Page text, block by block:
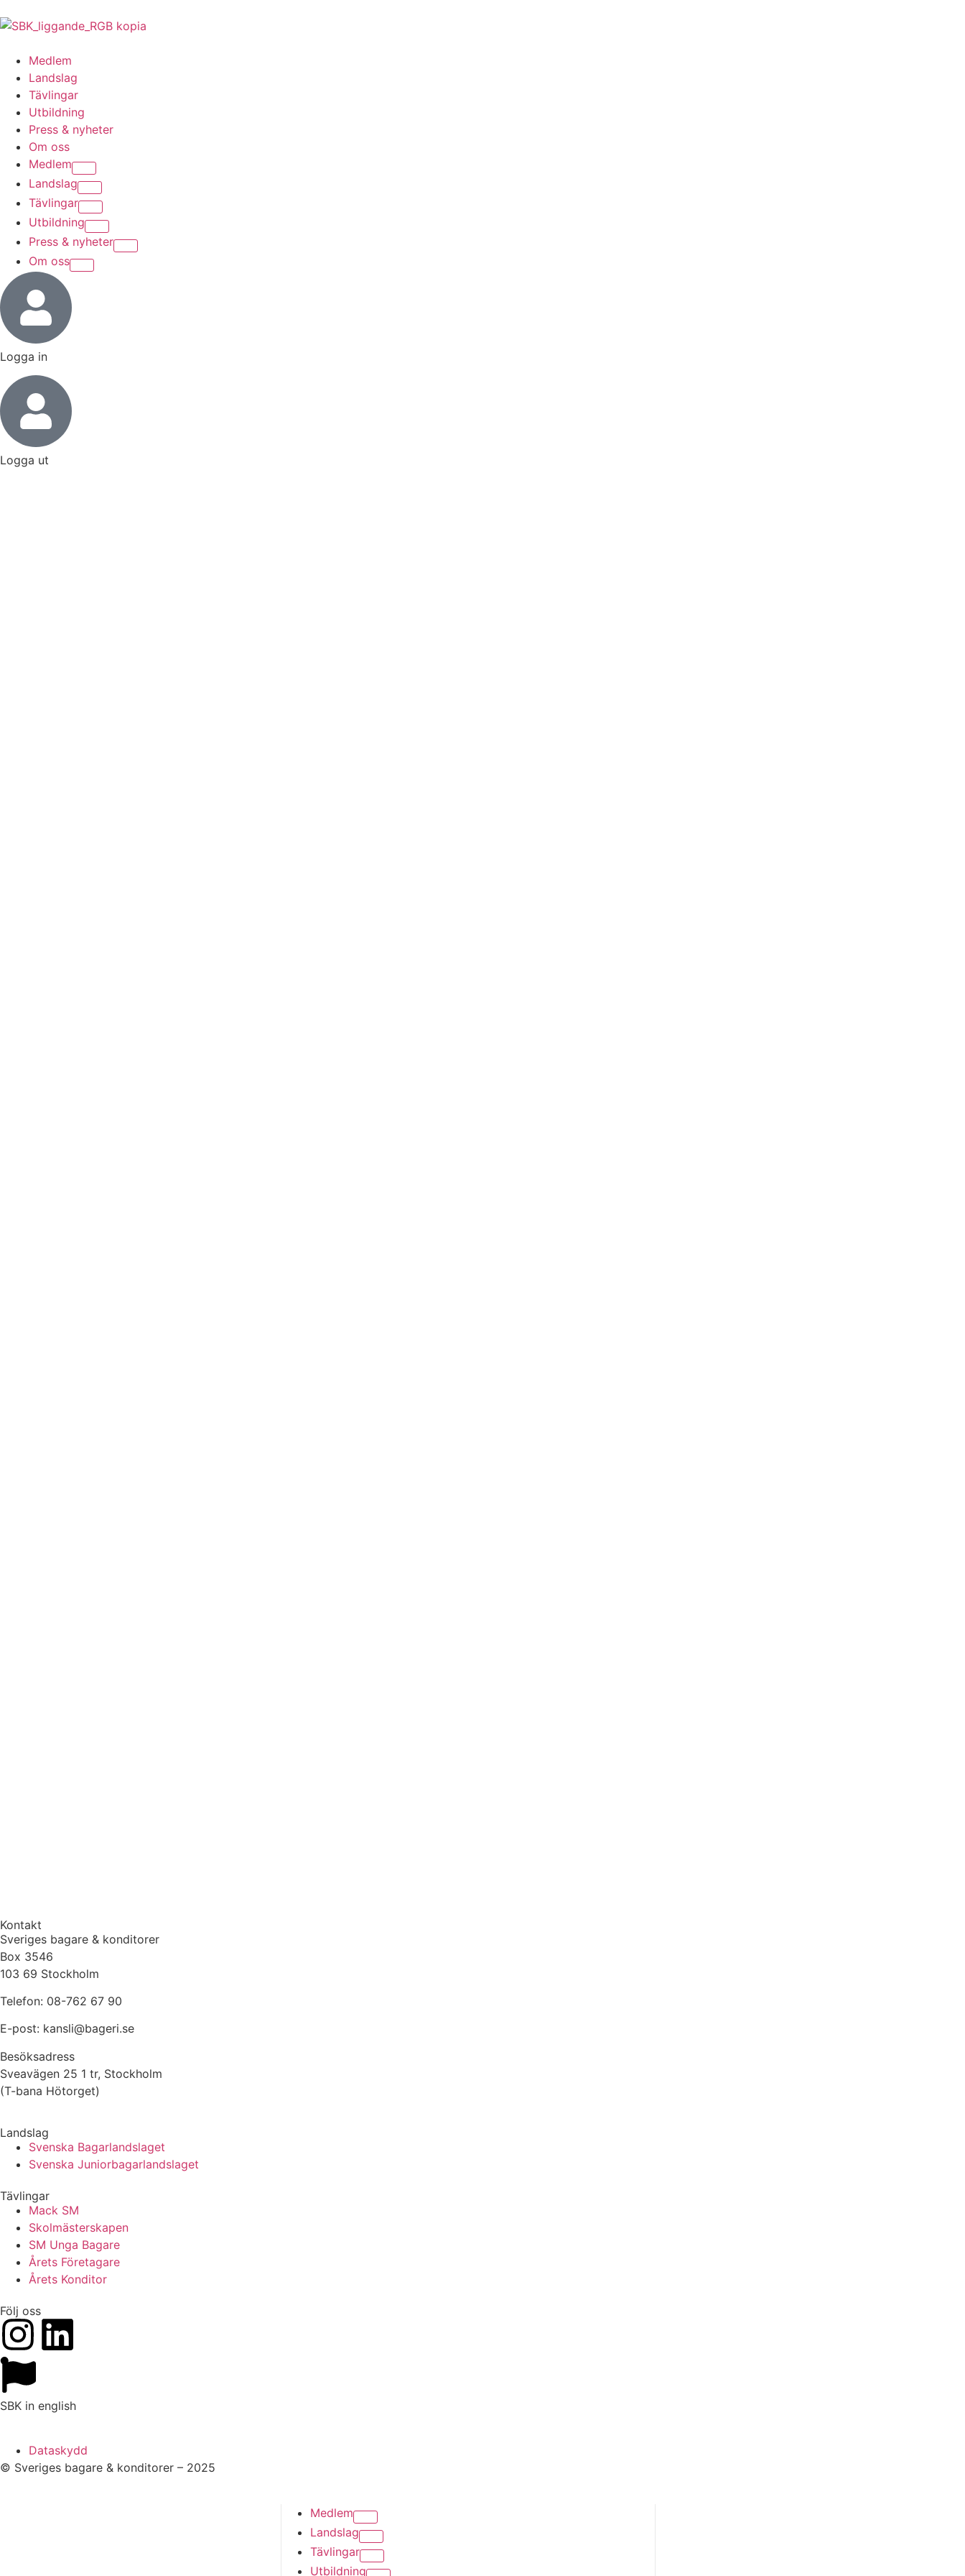
Medlem
Landslag
Tävlingar
Utbildning
Press & nyheter
Om oss
Medlem
Landslag
Tävlingar
Utbildning
Press & nyheter
Om oss
Logga in
Logga ut
Kontakt
Sveriges bagare & konditorer
Box 3546
103 69 Stockholm
Telefon: 08-762 67 90
E-post: kansli@bageri.se
Besöksadress
Sveavägen 25 1 tr, Stockholm
(T-bana Hötorget)
Landslag
Svenska Bagarlandslaget
Svenska Juniorbagarlandslaget
Tävlingar
Mack SM
Skolmästerskapen
SM Unga Bagare
Årets Företagare
Årets Konditor
Följ oss
SBK in english
Dataskydd
© Sveriges bagare & konditorer – 2025
Medlem
Landslag
Tävlingar
Utbildning